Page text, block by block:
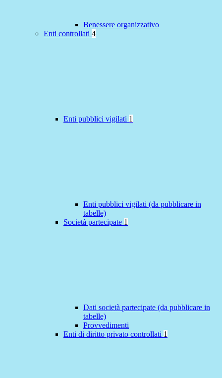
Benessere organizzativo
Enti controllati 4
Enti pubblici vigilati 1
Enti pubblici vigilati (da pubblicare in
tabelle)
Società partecipate 1
Dati società partecipate (da pubblicare in
tabelle)
Provvedimenti
Enti di diritto privato controllati 1